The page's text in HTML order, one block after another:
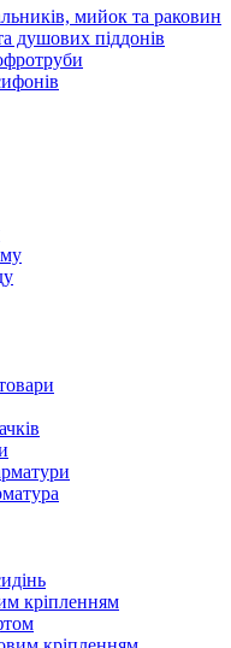
мийок та раковин
душових піддонів
кріпленням